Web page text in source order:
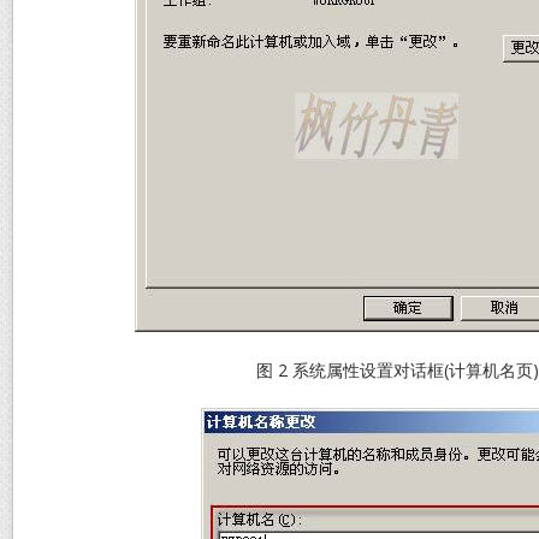
图 2 系统属性设置对话框(计算机名页)